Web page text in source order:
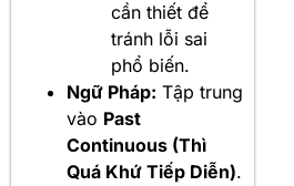
cần thiết để
tránh lỗi sai
phổ biến.
Ngữ Pháp: Tập trung
vào Past
Continuous (Thì
Quá Khứ Tiếp Diễn).